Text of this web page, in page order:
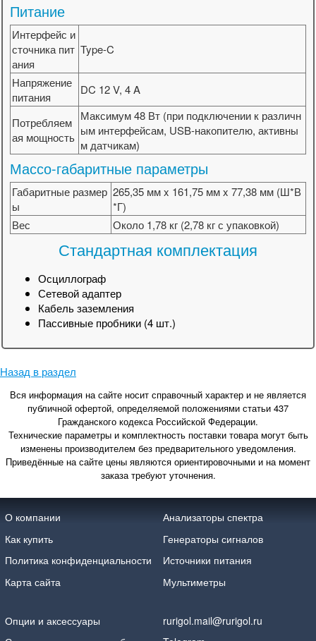
Питание
Интерфейс и
сточника пит
ания
Type-C
Напряжение
питания
DC 12 V, 4 A
Потребляем
ая мощность
Максимум 48 Вт (при подключении к различн
ым интерфейсам, USB-накопителю, активны
м датчикам)
Массо-габаритные параметры
Габаритные размер
ы
265,35 мм x 161,75 мм x 77,38 мм (Ш*В
*Г)
Вес
Около 1,78 кг (2,78 кг с упаковкой)
Стандартная комплектация
Осциллограф
Сетевой адаптер
Кабель заземления
Пассивные пробники (4 шт.)
Назад в раздел
Вся информация на сайте носит справочный характер и не является
публичной офертой, определяемой положениями статьи 437
Гражданского кодекса Российской Федерации.
Технические параметры и комплектность поставки товара могут быть
изменены производителем без предварительного уведомления.
Приведённые на сайте цены являются ориентировочными и на момент
заказа требуют уточнения.
О компании
Как купить
Политика конфиденциальности
Карта сайта
Анализаторы спектра
Генераторы сигналов
Источники питания
Мультиметры
Опции и аксессуары
rurigol.mail@rurigol.ru